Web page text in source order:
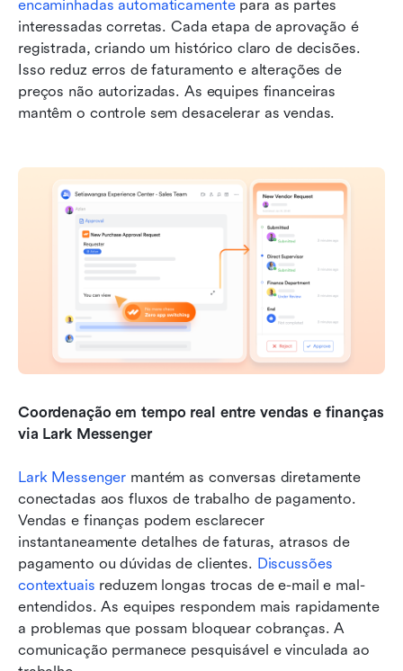
encaminhadas automaticamente para as partes
interessadas corretas. Cada etapa de aprovação é
registrada, criando um histórico claro de decisões.
Isso reduz erros de faturamento e alterações de
preços não autorizadas. As equipes financeiras
mantêm o controle sem desacelerar as vendas.
Coordenação em tempo real entre vendas e finanças
via Lark Messenger
Lark Messenger mantém as conversas diretamente
conectadas aos fluxos de trabalho de pagamento.
Vendas e finanças podem esclarecer
instantaneamente detalhes de faturas, atrasos de
pagamento ou dúvidas de clientes. Discussões
contextuais reduzem longas trocas de e-mail e mal-
entendidos. As equipes respondem mais rapidamente
a problemas que possam bloquear cobranças. A
comunicação permanece pesquisável e vinculada ao